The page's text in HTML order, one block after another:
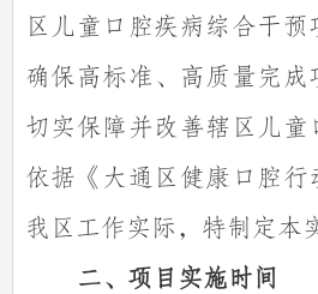
区儿童口腔疾病综合干预
确保高标准、高质量完成
切实保障并改善辖区儿童
依据《大通区健康口腔行
我区工作实际，特制定本
二、项目 实施时间